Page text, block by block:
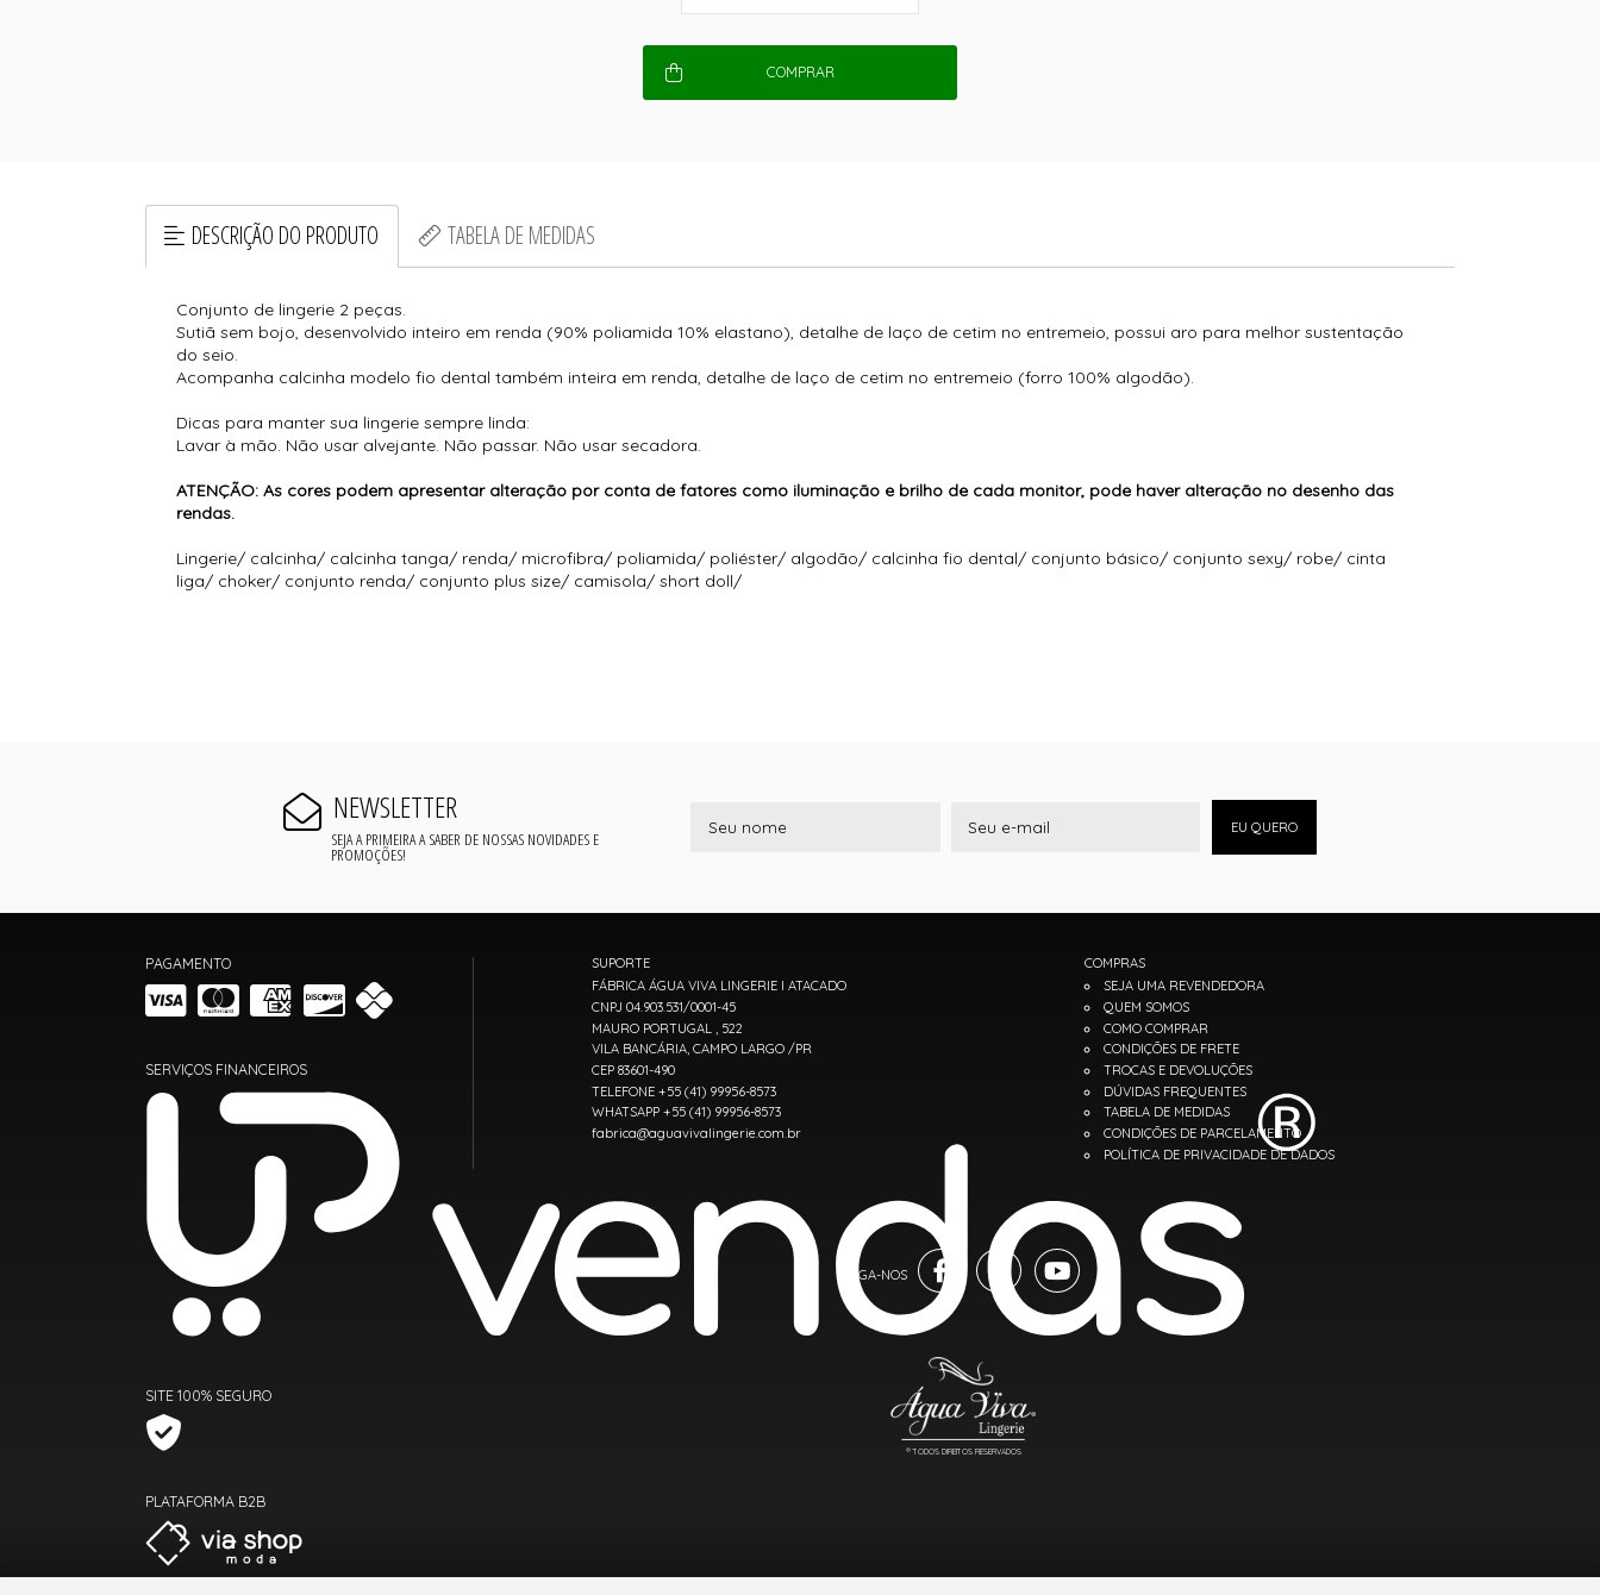
COMPRAR
DESCRIÇÃO DO PRODUTO TABELA DE MEDIDAS
Conjunto de lingerie 2 peças.
Sutiã sem bojo, desenvolvido inteiro em renda (90% poliamida 10% elastano), detalhe de laço de cetim no entremeio, possui aro para melhor sustentação
do seio.
Acompanha calcinha modelo fio dental também inteira em renda, detalhe de laço de cetim no entremeio (forro 100% algodão).
Dicas para manter sua lingerie sempre linda:
Lavar à mão. Não usar alvejante. Não passar. Não usar secadora.
ATENÇÃO: As cores podem apresentar alteração por conta de fatores como iluminação e brilho de cada monitor, pode haver alteração no desenho das
rendas.
Lingerie/ calcinha/ calcinha tanga/ renda/ microfibra/ poliamida/ poliéster/ algodão/ calcinha fio dental/ conjunto básico/ conjunto sexy/ robe/ cinta
liga/ choker/ conjunto renda/ conjunto plus size/ camisola/ short doll/
NEWSLETTER
SEJA A PRIMEIRA A SABER DE NOSSAS NOVIDADES E
PROMOÇÕES!
EU QUERO
PAGAMENTO
SERVIÇOS FINANCEIROS
SITE 100% SEGURO
PLATAFORMA B2B
SUPORTE
FÁBRICA ÁGUA VIVA LINGERIE I ATACADO
CNPJ 04.903.531/0001-45
MAURO PORTUGAL , 522
VILA BANCÁRIA, CAMPO LARGO /PR
CEP 83601-490
TELEFONE +55 (41) 99956-8573
WHATSAPP +55 (41) 99956-8573
fabrica@aguavivalingerie.com.br
COMPRAS
SEJA UMA REVENDEDORA
QUEM SOMOS
COMO COMPRAR
CONDIÇÕES DE FRETE
TROCAS E DEVOLUÇÕES
DÚVIDAS FREQUENTES
TABELA DE MEDIDAS
CONDIÇÕES DE PARCELAMENTO
POLÍTICA DE PRIVACIDADE DE DADOS
® TODOS DIREITOS RESERVADOS